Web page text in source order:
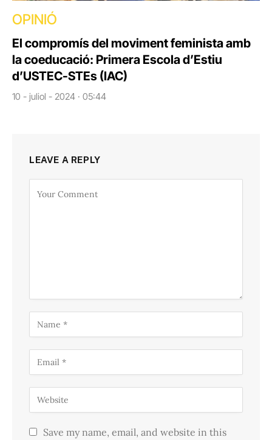
OPINIÓ
El compromís del moviment feminista amb
la coeducació: Primera Escola d’Estiu
d’USTEC-STEs (IAC)
10 - juliol - 2024 · 05:44
LEAVE A REPLY
Save my name, email, and website in this